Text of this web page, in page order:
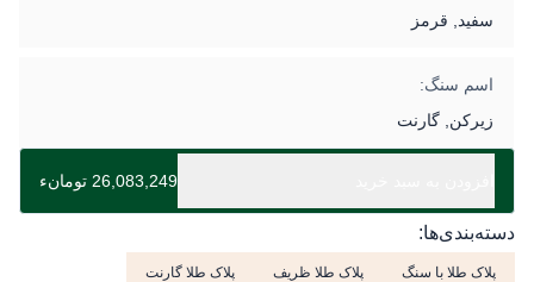
سفید, قرمز
اسم سنگ:
زیرکن, گارنت
26,083,249 تومانء
دسته‌بندی‌ها:
پلاک طلا با سنگ پلاک طلا ظریف پلاک طلا گارنت